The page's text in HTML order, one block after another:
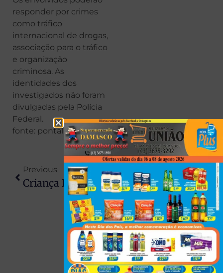
responder por crimes
como tráfico
internacional de drogas,
associação para o tráfico
e organização
criminosa. As
identidades dos
investigados não foram
divulgadas pela Polícia
Federal.
fonte: pontal News
Previous
Criança De 2 Anos É Levada Em Estado Grave Ao Hospital Após Ingerir Haxixe No PR
Next
Operação Contra O Tráfico Termina Com Drogas Apreendidas E Três Detidos Em Santo Inácio